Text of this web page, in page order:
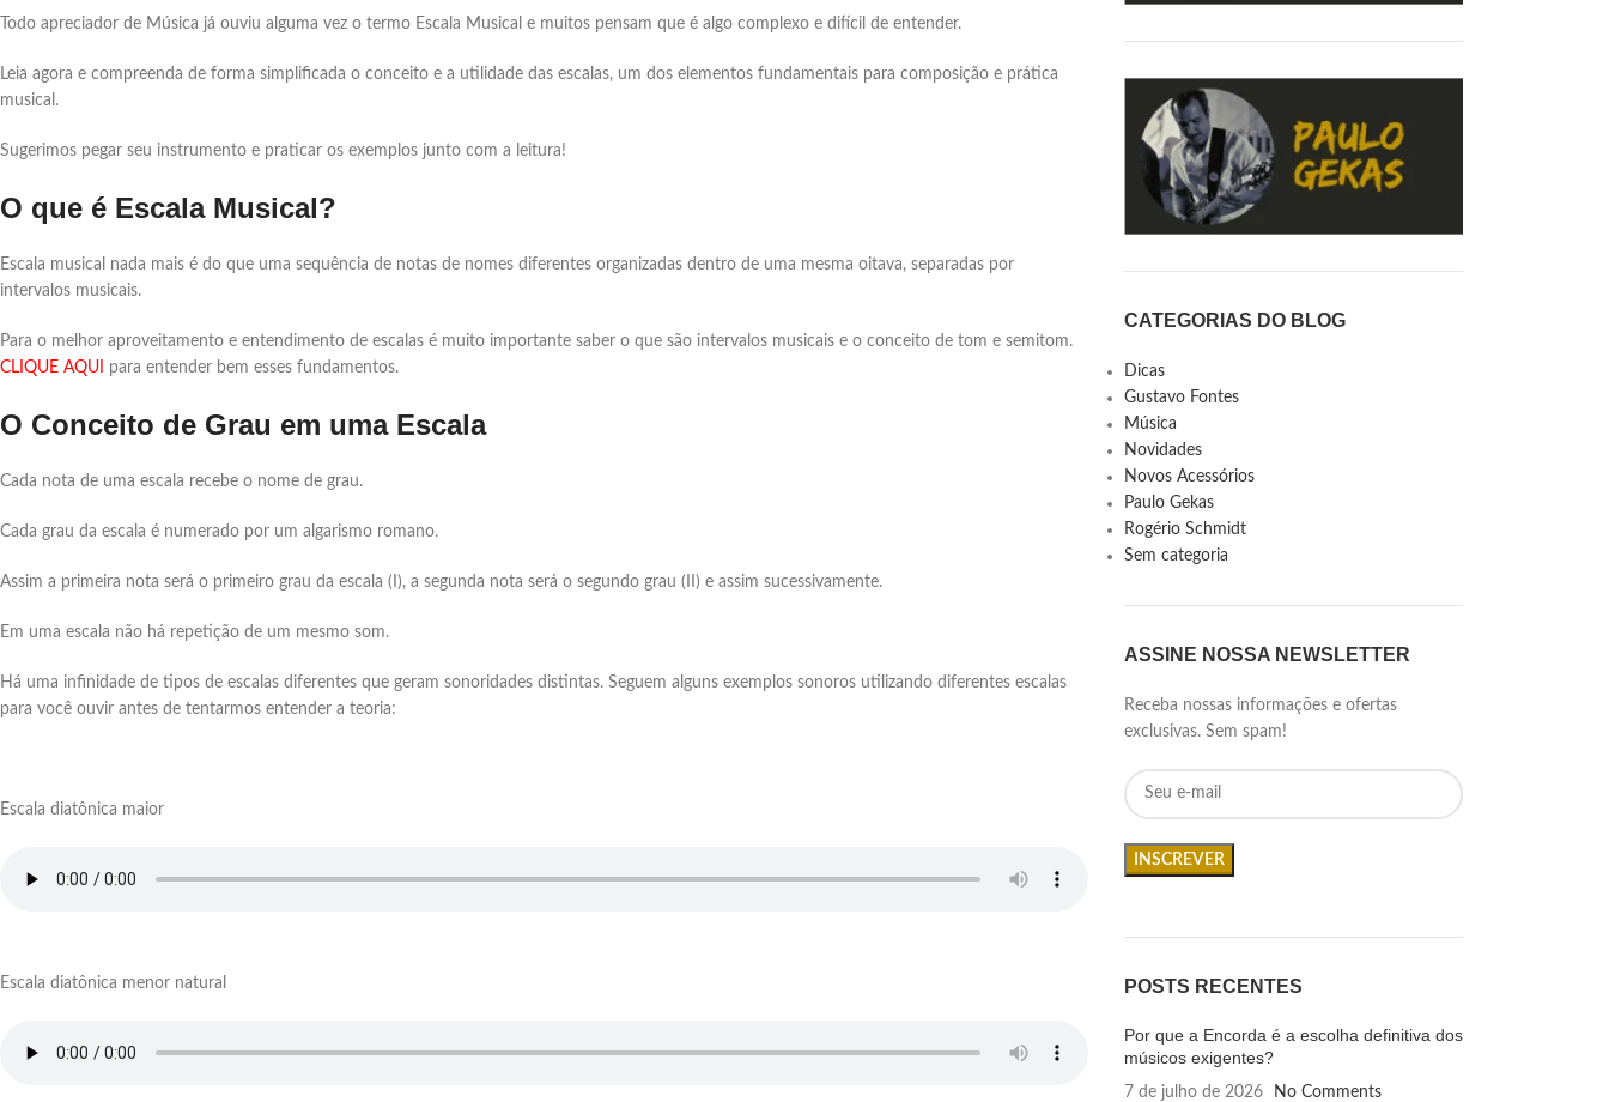
Todo apreciador de Música já ouviu alguma vez o termo Escala Musical e muitos pensam que é algo complexo e difícil de entender.
Leia agora e compreenda de forma simplificada o conceito e a utilidade das escalas, um dos elementos fundamentais para composição e prática
musical.
Sugerimos pegar seu instrumento e praticar os exemplos junto com a leitura!
O que é Escala Musical?
Escala musical nada mais é do que uma sequência de notas de nomes diferentes organizadas dentro de uma mesma oitava, separadas por
intervalos musicais.
Para o melhor aproveitamento e entendimento de escalas é muito importante saber o que são intervalos musicais e o conceito de tom e semitom.
CLIQUE AQUI
para entender bem esses fundamentos.
O Conceito de Grau em uma Escala
Cada nota de uma escala recebe o nome de grau.
Cada grau da escala é numerado por um algarismo romano.
Assim a primeira nota será o primeiro grau da escala (I), a segunda nota será o segundo grau (II) e assim sucessivamente.
Em uma escala não há repetição de um mesmo som.
Há uma infinidade de tipos de escalas diferentes que geram sonoridades distintas. Seguem alguns exemplos sonoros utilizando diferentes escalas
para você ouvir antes de tentarmos entender a teoria:
Escala diatônica maior
Escala diatônica menor natural
CATEGORIAS DO BLOG
Dicas
Gustavo Fontes
Música
Novidades
Novos Acessórios
Paulo Gekas
Rogério Schmidt
Sem categoria
ASSINE NOSSA NEWSLETTER
Receba nossas informações e ofertas
exclusivas. Sem spam!
POSTS RECENTES
Por que a Encorda é a escolha definitiva dos
músicos exigentes?
7 de julho de 2026 No Comments